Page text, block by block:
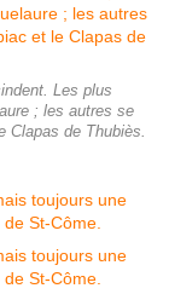
Les plus
; les autres se
Clapas de Thubiès.